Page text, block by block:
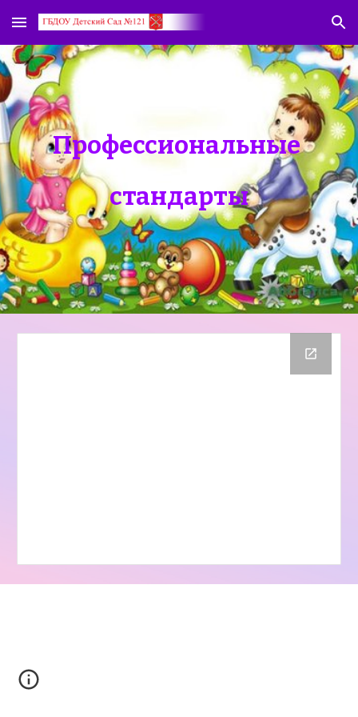
Skip to main content Skip to navigation
Профессиональные
стандарты